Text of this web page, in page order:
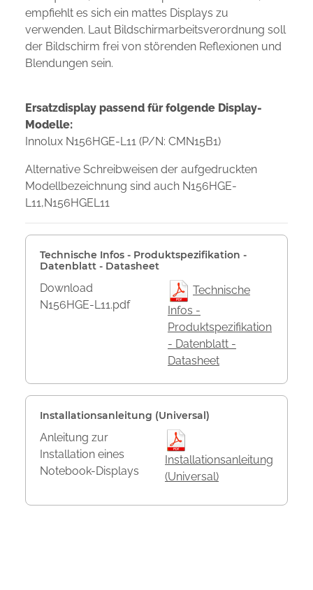
empfiehlt es sich ein mattes Displays zu
verwenden. Laut Bildschirmarbeitsverordnung soll
der Bildschirm frei von störenden Reflexionen und
Blendungen sein.
Ersatzdisplay passend für folgende Display-
Modelle:
Innolux N156HGE-L11 (P/N: CMN15B1)
Alternative Schreibweisen der aufgedruckten
Modellbezeichnung sind auch N156HGE-
L11,N156HGEL11
Technische Infos - Produktspezifikation -
Datenblatt - Datasheet
Download
N156HGE-L11.pdf
Technische
Infos -
Produktspezifikation
- Datenblatt -
Datasheet
Installationsanleitung (Universal)
Anleitung zur
Installation eines
Notebook-Displays
Installationsanleitung
(Universal)